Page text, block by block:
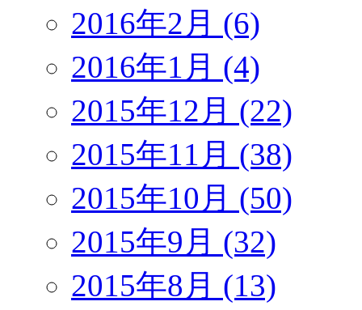
2016年2月 (6)
2016年1月 (4)
2015年12月 (22)
2015年11月 (38)
2015年10月 (50)
2015年9月 (32)
2015年8月 (13)